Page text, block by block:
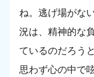
ね。逃げ場がな
況は、精神的な
ているのだろう
思わず心の中で